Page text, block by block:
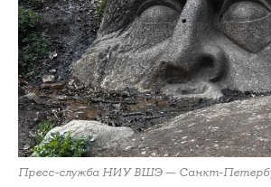
Пресс-служба НИУ ВШЭ — Санкт-